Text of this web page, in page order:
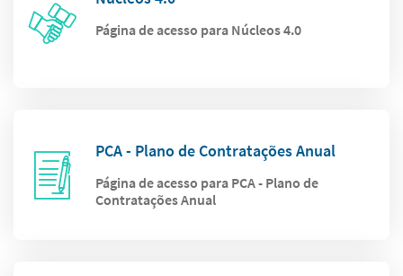
Página de acesso para Núcleos 4.0
PCA - Plano de Contratações Anual
Página de acesso para PCA - Plano de
Contratações Anual